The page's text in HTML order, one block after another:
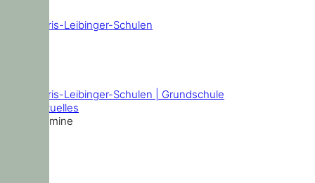
Doris-Leibinger-Schulen
Doris-Leibinger-Schulen | Grundschule
Aktuelles
Termine